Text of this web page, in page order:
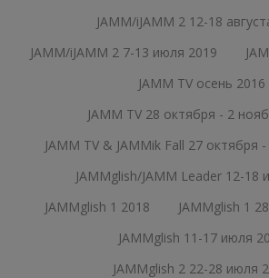
JAMM/iJAMM 2 12-18
JAMM/iJAMM 2 7-13 июля 2019
JAMM TV осень 2016
JAMM TV 28 октября - 2
JAMM TV & JAMMik Fall 27 октября
JAMMglish/JAMM Leader 12-18
JAMMglish 1 2018
JAMMglish 1
JAMMglish 11-17 июля
JAMMglish 2 22-28 июля